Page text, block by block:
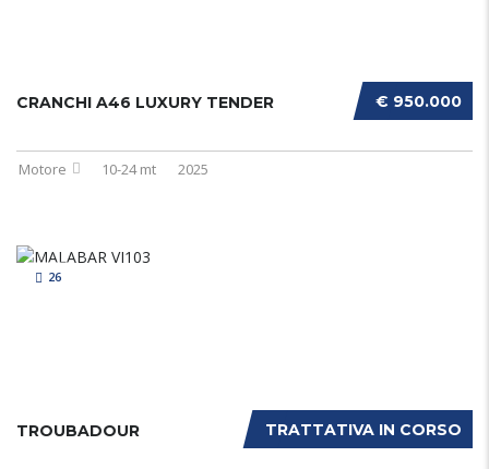
€ 950.000
CRANCHI A46 LUXURY TENDER
Motore 10-24 mt 2025
26
TRATTATIVA IN CORSO
TROUBADOUR